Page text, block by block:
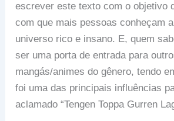
escrever este texto com o objetivo
com que mais pessoas conheçam
universo rico e insano. E, quem
ser uma porta de entrada para
mangás/animes do gênero, tendo
foi uma das principais influências
aclamado “Tengen Toppa Gurren